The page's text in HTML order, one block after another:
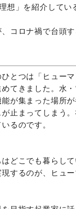
想」を紹介してい
コロナ禍で台頭す
とつは「ヒュー
てきました。水
が集まった場所
止まってしまう
るのです。
どこでも暮らし
するのが、ヒュー